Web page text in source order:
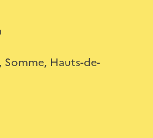
Somme, Hauts-de-